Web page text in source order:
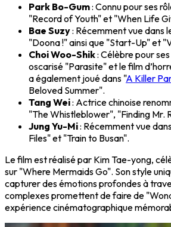
Park Bo-Gum: Connu pour ses
"Record of Youth" et "When Life
Bae Suzy: Récemment vue dans
"Doona !" ainsi que "Start-Up" et
Choi Woo-Shik: Célèbre pour
oscarisé "Parasite" et le film
a également joué dans "A Killer
Beloved Summer".
Tang Wei: Actrice chinoise
"The Whistleblower", "Finding Mr.
Jung Yu-Mi: Récemment vue
Files" et "Train to Busan".
Le film est réalisé par Kim Tae-yong,
sur "Where Mermaids Go". Son style
capturer desémotions profondesà
complexes promettent de faire de
expérience cinématographique